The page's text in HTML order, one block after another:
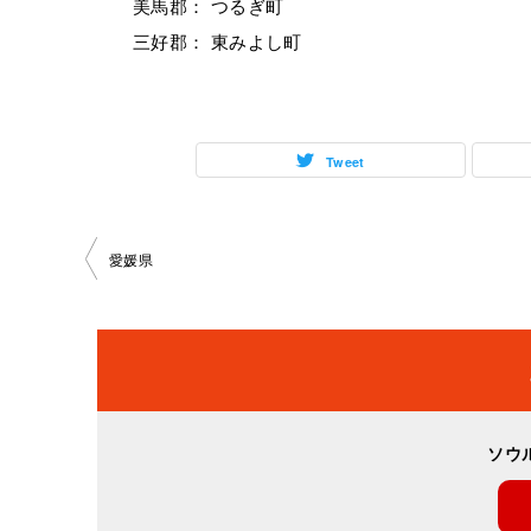
美馬郡： つるぎ町
三好郡： 東みよし町
Tweet
投
ビ
愛媛県
ソウ